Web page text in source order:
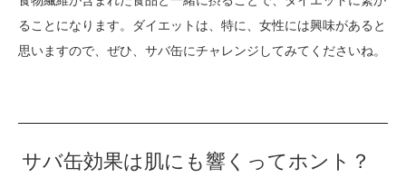
ることになります。ダイエットは、特に、女性には興味があると
思いますので、ぜひ、サバ缶にチャレンジしてみてくださいね。
サバ缶効果は肌にも響くってホント？